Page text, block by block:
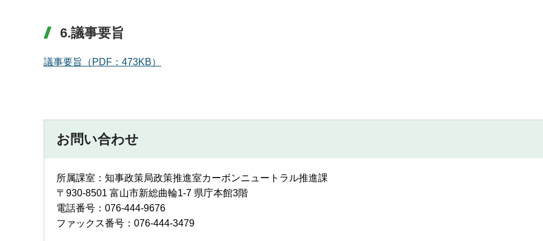
6.議事要旨
議事要旨（PDF：473KB）
お問い合わせ
所属課室：知事政策局政策推進室カーボンニュートラル推進課
〒930-8501 富山市新総曲輪1-7 県庁本館3階
電話番号：076-444-9676
ファックス番号：076-444-3479